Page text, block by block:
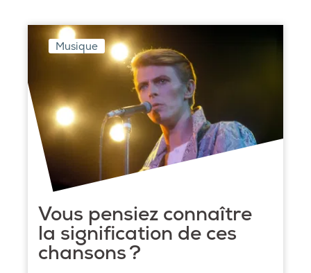
Musique
Vous pensiez connaître
la signification de ces
chansons ?